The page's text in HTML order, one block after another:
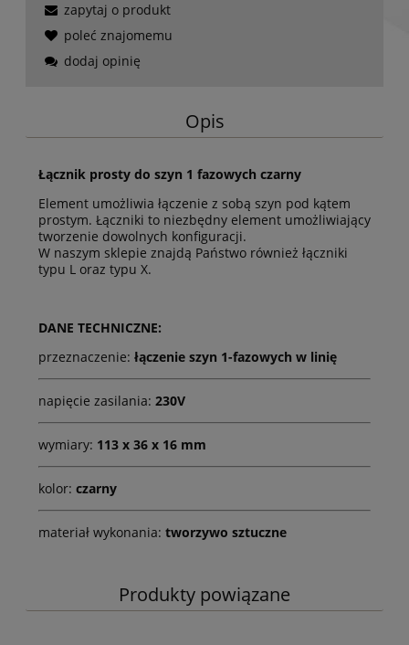
zapytaj o produkt
poleć znajomemu
dodaj opinię
Opis
Łącznik prosty do szyn 1 fazowych czarny
Element umożliwia łączenie z sobą szyn pod kątem
prostym. Łączniki to niezbędny element umożliwiający
tworzenie dowolnych konfiguracji.
W naszym sklepie znajdą Państwo również łączniki
typu L oraz typu X.
DANE TECHNICZNE:
przeznaczenie: łączenie szyn 1-fazowych w linię
napięcie zasilania: 230V
wymiary: 113 x 36 x 16 mm
kolor: czarny
materiał wykonania: tworzywo sztuczne
Produkty powiązane